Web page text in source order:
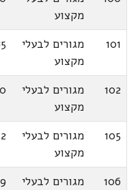
מקצוע
101
מגורים לבעלי
מקצוע
102
מגורים לבעלי
מקצוע
105
מגורים לבעלי
מקצוע
106
מגורים לבעלי